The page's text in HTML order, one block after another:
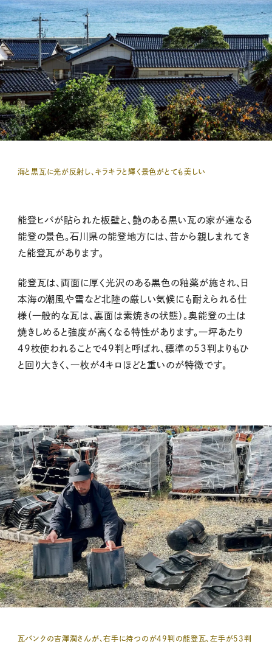
海と黒瓦に光が反射し、キラキラと輝く景色がとても美しい
能登ヒバが貼られた板壁と、艶のある黒い瓦の家が連なる
能登の景色。石川県の能登地方には、昔から親しまれてき
た能登瓦があります。
能登瓦は、両面に厚く光沢のある黒色の釉薬が施され、日
本海の潮風や雪など北陸の厳しい気候にも耐えられる仕
様（一般的な瓦は、裏面は素焼きの状態）。奥能登の土は
焼きしめると強度が高くなる特性があります。一坪あたり
49枚使われることで49判と呼ばれ、標準の53判よりもひ
と回り大きく、一枚が４キロほどと重いのが特徴です。
瓦バンクの吉澤潤さんが、右手に持つのが49判の能登瓦、左手が53判